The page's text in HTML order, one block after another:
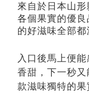
來自於日本山
各個果實的優
的好滋味全部
入口後馬上便
香甜，下一秒
款滋味獨特的